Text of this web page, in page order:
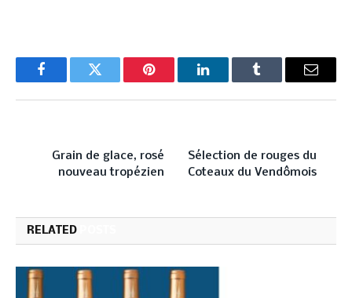
FacebookTwitter Pinterest LinkedInTumblr Email
Grain de glace, rosé
nouveau tropézien
Sélection de rouges du
Coteaux du Vendômois
RELATED